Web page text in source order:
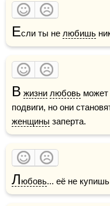
Если ты не любишь
В жизни любовь может
подвиги, но они
женщины заперта.
Любовь... её не